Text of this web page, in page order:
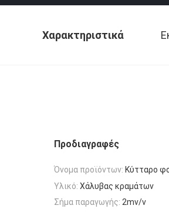
Χαρακτηριστικά
Προδιαγραφές
Όνομα προϊόντων: Κύτταρο
Υλικό: Χάλυβας κραμάτων
Σήμα παραγωγής: 2mv/v